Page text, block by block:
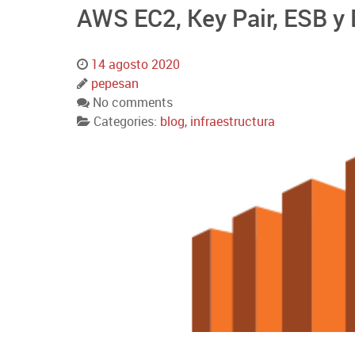
AWS EC2, Key Pair, ESB y
14 agosto 2020
pepesan
No comments
Categories: blog, infraestructura